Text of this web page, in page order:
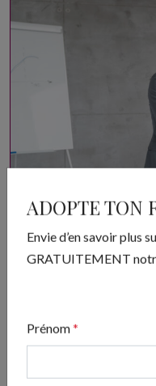
ADOPTE TON
Envie d’en savoir plus
GRATUITEMENT
Prénom*
ADOPTE TON
Envie d’en savoir plus